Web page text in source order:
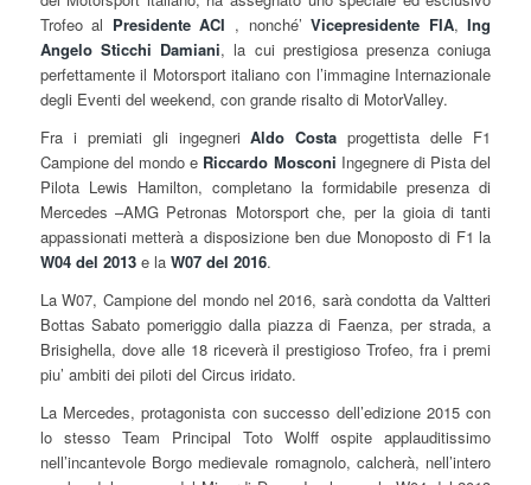
Trofeo al Presidente ACI , nonché’Vicepresidente FIA,Ing
Angelo Sticchi Damiani, la cui prestigiosa presenza coniuga
perfettamente il Motorsport italiano con l’immagine Internazionale
degli Eventi del weekend, con grande risalto di MotorValley.
Fra i premiati gli ingegneriAldo Costa progettista delle F1
Campione del mondo e Riccardo Mosconi Ingegnere di Pista del
Pilota Lewis Hamilton, completano la formidabile presenza di
Mercedes –AMG Petronas Motorsport che, per la gioia di tanti
appassionati metterà a disposizione ben due Monoposto di F1 la
W04 del 2013e la W07 del 2016.
La W07, Campione del mondo nel 2016, sarà condotta da Valtteri
Bottas Sabato pomeriggio dalla piazza di Faenza, per strada, a
Brisighella, dove alle 18 riceverà il prestigioso Trofeo, fra i premi
piu’ ambiti dei piloti del Circus iridato.
La Mercedes, protagonista con successo dell’edizione 2015 con
lo stesso Team Principal Toto Wolff ospite applauditissimo
nell’incantevole Borgo medievale romagnolo, calcherà, nell’intero